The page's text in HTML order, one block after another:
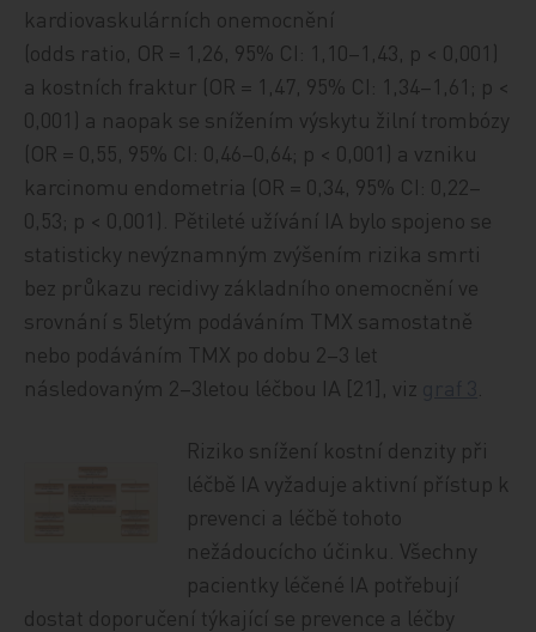
kardiovaskulárních onemocnění
(odds ratio, OR = 1,26, 95% CI: 1,10–1,43, p < 0,001)
a kostních fraktur (OR = 1,47, 95% CI: 1,34–1,61; p <
0,001) a naopak se snížením výskytu žilní trombózy
(OR = 0,55, 95% CI: 0,46–0,64; p < 0,001) a vzniku
karcinomu endometria (OR = 0,34, 95% CI: 0,22–
0,53; p < 0,001). Pětileté užívání IA bylo spojeno se
statisticky nevýznamným zvýšením rizika smrti
bez průkazu recidivy základního onemocnění ve
srovnání s 5letým podáváním TMX samostatně
nebo podáváním TMX po dobu 2–3 let
následovaným 2–3letou léčbou IA [21], viz
Riziko snížení kostní denzity při
léčbě IA vyžaduje aktivní přístup k
prevenci a léčbě tohoto
nežádoucícho účinku. Všechny
pacientky léčené IA potřebují
dostat doporučení týkající se prevence a léčby